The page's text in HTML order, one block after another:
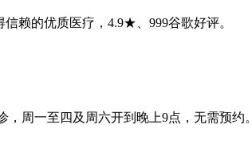
信赖的优质医疗，4.9★、999谷歌好评。
，周一至四及周六开到晚上9点，无需预约。